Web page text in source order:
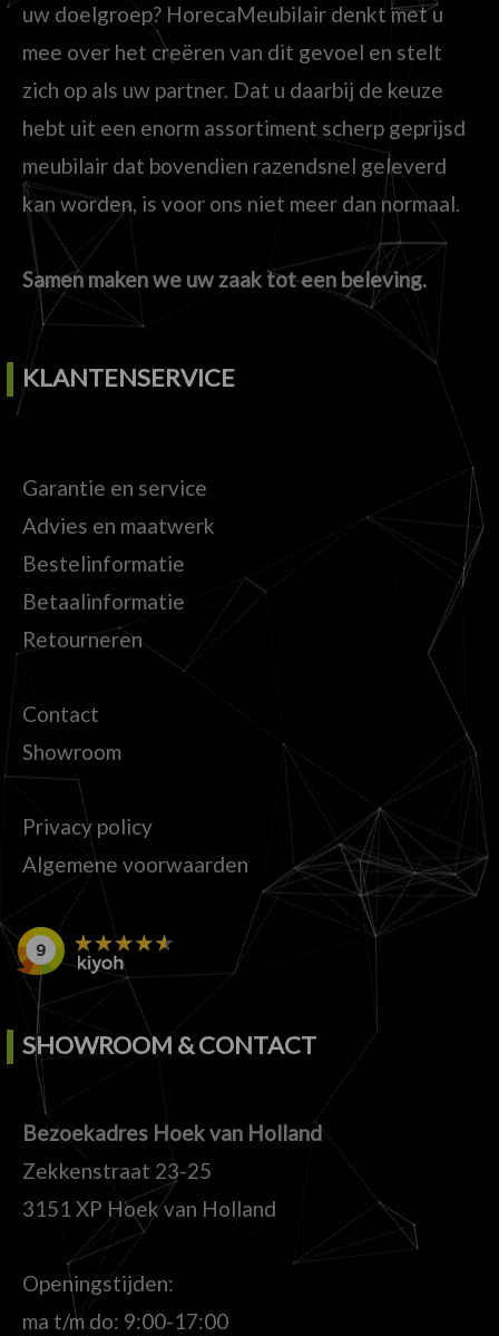
uw doelgroep? HorecaMeubilair denkt met u
mee over het creëren van dit gevoel en stelt
zich op als uw partner. Dat u daarbij de keuze
hebt uit een enorm assortiment scherp geprijsd
meubilair dat bovendien razendsnel geleverd
kan worden, is voor ons niet meer dan normaal.
Samen maken we uw zaak tot een beleving.
KLANTENSERVICE
Garantie en service
Advies en maatwerk
Bestelinformatie
Betaalinformatie
Retourneren
Contact
Showroom
Privacy policy
Algemene voorwaarden
SHOWROOM & CONTACT
Bezoekadres Hoek van Holland
Zekkenstraat 23-25
3151 XP Hoek van Holland
Openingstijden:
ma t/m do: 9:00-17:00